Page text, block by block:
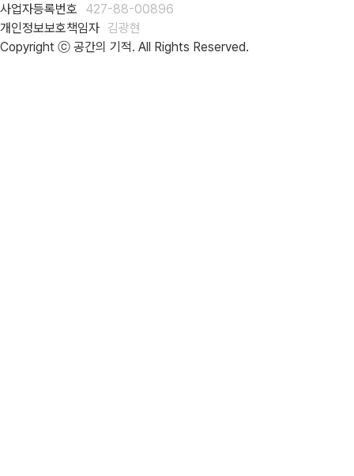
사업자등록번호
427-88-00896
개인정보보호책임자 김광현
Copyright ⓒ 공간의 기적. All Rights Reserved.